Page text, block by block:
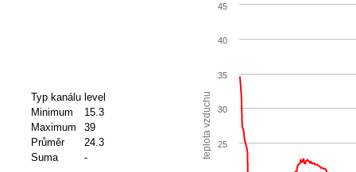
Typ kanálu level
Minimum
15.3
Maximum
39
Průměr
24.3
Suma
- teplota vzduchu 25
30
35
40
45